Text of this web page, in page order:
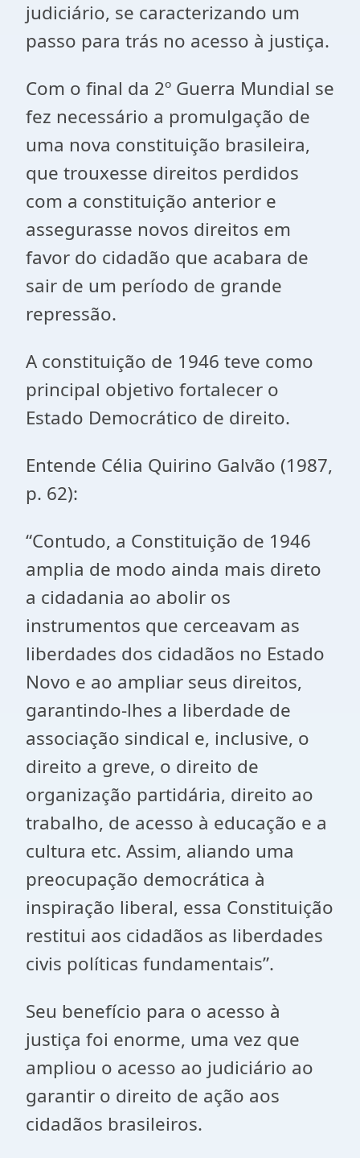
judiciário, se caracterizando um
passo para trás no acesso à justiça.
Com o final da 2º Guerra Mundial se
fez necessário a promulgação de
uma nova constituição brasileira,
que trouxesse direitos perdidos
com a constituição anterior e
assegurasse novos direitos em
favor do cidadão que acabara de
sair de um período de grande
repressão.
A constituição de 1946 teve como
principal objetivo fortalecer o
Estado Democrático de direito.
Entende Célia Quirino Galvão (1987,
p. 62):
“Contudo, a Constituição de 1946
amplia de modo ainda mais direto
a cidadania ao abolir os
instrumentos que cerceavam as
liberdades dos cidadãos no Estado
Novo e ao ampliar seus direitos,
garantindo-lhes a liberdade de
associação sindical e, inclusive, o
direito a greve, o direito de
organização partidária, direito ao
trabalho, de acesso à educação e a
cultura etc. Assim, aliando uma
preocupação democrática à
inspiração liberal, essa Constituição
restitui aos cidadãos as liberdades
civis políticas fundamentais”.
Seu benefício para o acesso à
justiça foi enorme, uma vez que
ampliou o acesso ao judiciário ao
garantir o direito de ação aos
cidadãos brasileiros.